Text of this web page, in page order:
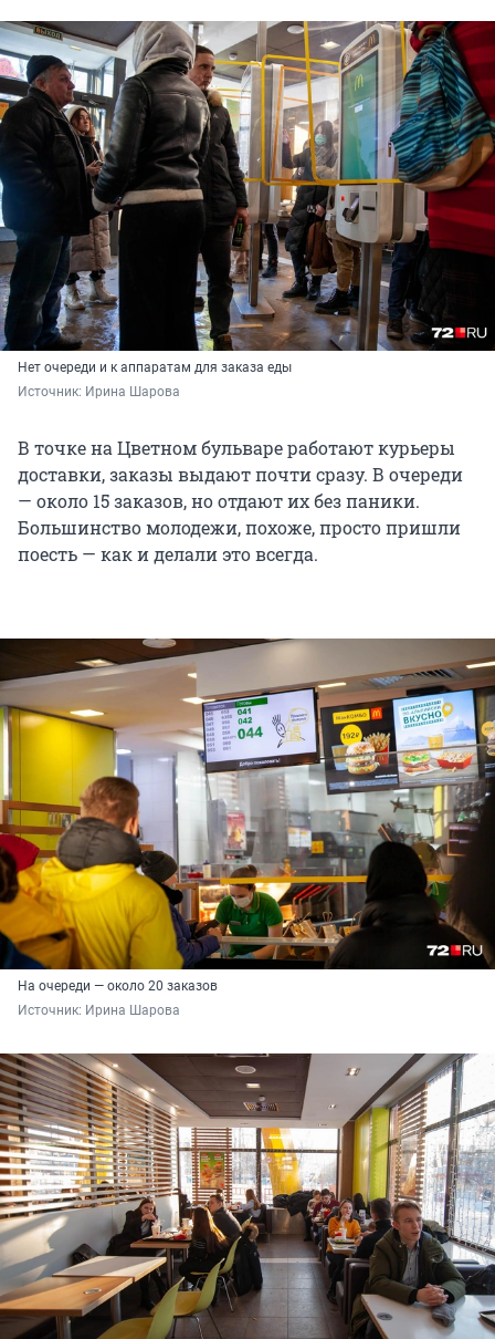
Нет очереди и к аппаратам для заказа еды
Источник: Ирина Шарова
В точке на Цветном бульваре работают курьеры
доставки, заказы выдают почти сразу. В очереди
— около 15 заказов, но отдают их без паники.
Большинство молодежи, похоже, просто пришли
поесть — как и делали это всегда.
На очереди — около 20 заказов
Источник: Ирина Шарова